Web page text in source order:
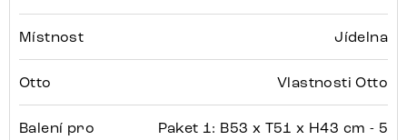
Místnost Jídelna
Otto Vlastnosti Otto
Balení pro
Paket 1: B53 x T51 x H43 cm - 5